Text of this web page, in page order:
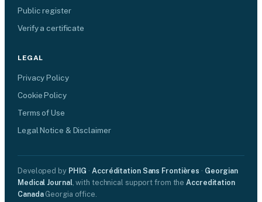
Public register
Verify a certificate
LEGAL
Privacy Policy
Cookie Policy
Terms of Use
Legal Notice & Disclaimer
Developed by PHIG ·Accréditation Sans Frontières · Georgian
Medical Journal, with technical support from theAccreditation
CanadaGeorgia office.